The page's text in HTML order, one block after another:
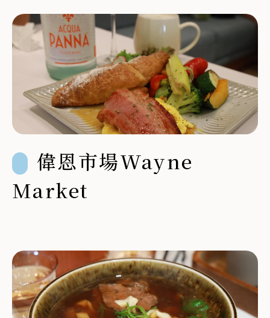
偉恩市場Wayne
Market